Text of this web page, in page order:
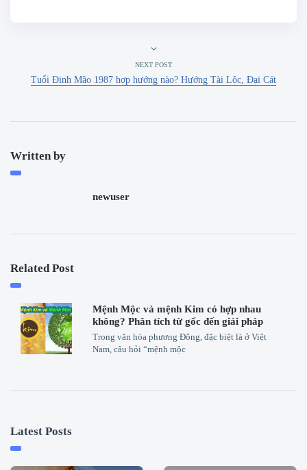
NEXT POST
Tuổi Đinh Mão 1987 hợp hướng nào? Hướng Tài Lộc, Đại Cát
Written by
newuser
Related Post
Mệnh Mộc và mệnh Kim có hợp nhau
không? Phân tích từ gốc đến giải pháp
Trong văn hóa phương Đông, đặc biệt là ở Việt
Nam, câu hỏi “mệnh mộc
Latest Posts